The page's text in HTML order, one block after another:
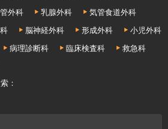
外科 乳腺外科
気管食道外科
脳神経外科 形成外科
小児外科
病理診断科 臨床検査科
救急科
：